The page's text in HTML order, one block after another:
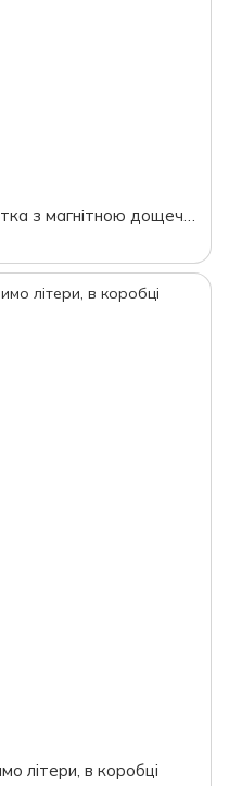
Настільна гра Vladi Toys Абетка з магнітною дощечкою, на магнітах, в коробці
літери, в коробці